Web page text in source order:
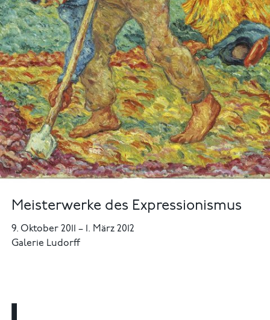
Meisterwerke des Expressionismus
9. Oktober 2011– 1. März 2012
Galerie Ludorff